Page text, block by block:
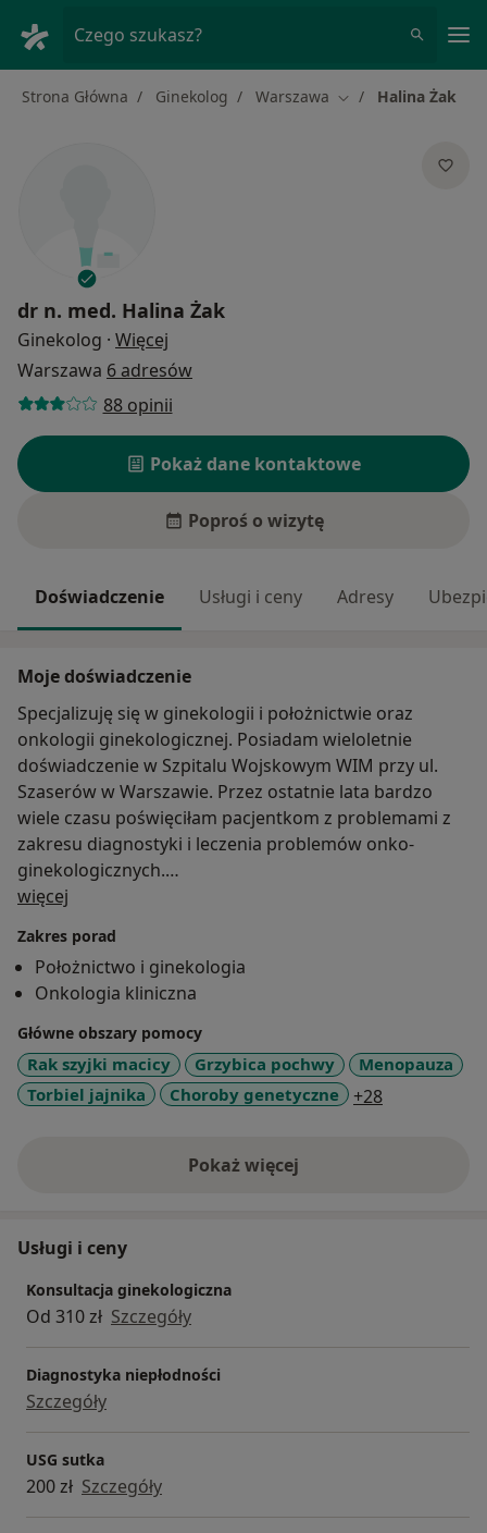
Czego szukasz?
Strona Główna Ginekolog Warszawa Zmień miasto
Halina Żak
dr n. med. Halina Żak
Ginekolog · Więcej
Warszawa 6 adresów
88 opinii
Pokaż dane kontaktowe
Poproś o wizytę
Doświadczenie Usługi i ceny Adresy
Moje doświadczenie
Specjalizuję się w ginekologii i położnictwie oraz
onkologii ginekologicznej. Posiadam wieloletnie
doświadczenie w Szpitalu Wojskowym WIM przy ul.
Szaserów w Warszawie. Przez ostatnie lata bardzo
wiele czasu poświęciłam pacjentkom z problemami z
zakresu diagnostyki i leczenia problemów onko-
ginekologicznych.
Na co dzień zajmuję się prowadzeniem ciąży (również
trzymania moczu oraz innych powikłań poporodowych
i onkologicznych.
więcej
Zakres porad
Położnictwo i ginekologia
Onkologia kliniczna
Główne obszary pomocy
Rak szyjki macicy Grzybica pochwy
Menopauza
Torbiel jajnika
Choroby genetyczne +28
Pokaż więcejo doświadczeniu
Usługi i ceny
Konsultacja ginekologiczna
Od 310 zł Szczegóły
Diagnostyka niepłodności
Szczegóły
USG sutka
200 zł Szczegóły